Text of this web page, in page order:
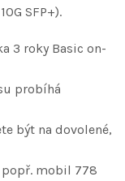
SFP+).
3 roky Basic on-
probíhá
být na dovolené,
popř. mobil 778